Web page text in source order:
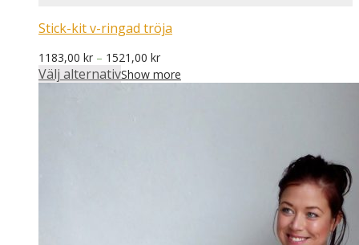
Stick-kit v-ringad tröja
1183,00 kr – 1521,00 krPrisintervall:
1183,00 kr
till
Välj alternativShow more